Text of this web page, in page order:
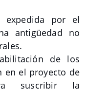
por el
antigüedad no
de los
en el proyecto de
suscribir la